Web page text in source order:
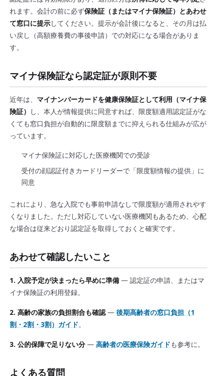
れます。会計の前に必ず保険証（またはマイナ保険証）とあわせ
て窓口に提示してください。提示が会計後になると、その月は払
い戻し（高額療養費の事後申請）での対応になる場合がありま
す。
マイナ保険証なら認定証が原則不要
近年は、 マイナンバーカードを健康保険証として利用（マイナ保
険証） し、本人が情報提供に同意すれば、限度額適用認定証がな
くても窓口負担が自動的に限度額までに抑えられる仕組みが広が
っています。
マイナ保険証に対応した医療機関での受診
受付の顔認証付きカードリーダーで「限度額情報の提供」に
同意
これにより、急な入院でも事前申請なしで限度額が適用されやす
くなりました。ただし対応していない医療機関もあるため、心配
な場合は従来どおり認定証を取得しておくと確実です。
あわせて確認したいこと
1. 入院予定が決まったら早めに準備 — 認定証の申請、またはマ
イナ保険証の利用登録。
2. 高齢の家族の負担割合も確認— 後期高齢者の窓口負担（1
割・2割・3割）ガイド。
3. 公的保障で足りない分 — 高齢者の医療保険ガイドも参考に。
よくある質問